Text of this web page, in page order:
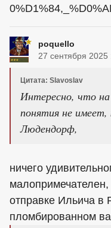
poquello
27 сентября 2025
Цитата: Slavoslav
Интересно, что
понятия не
Людендорф,
ничего
малопримечателен,
отправке Ильича в
пломбированном